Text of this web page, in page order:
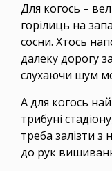
Для когось –
горілиць на
сосни. Хтось
далеку дорогу
слухаючи шум
А для когось
трибуні
треба залізти з
до рук